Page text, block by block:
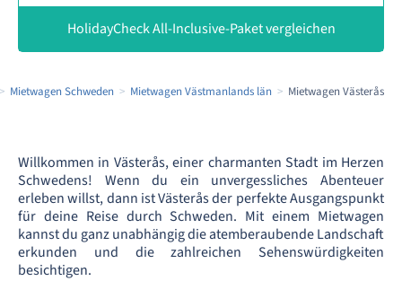
HolidayCheck All-Inclusive-Paket vergleichen
Mietwagen Schweden Mietwagen Västmanlands län Mietwagen Västerås
Willkommen in Västerås, einer charmanten Stadt im Herzen
Schwedens! Wenn du ein unvergessliches Abenteuer
erleben willst, dann ist Västerås der perfekte Ausgangspunkt
für deine Reise durch Schweden. Mit einem Mietwagen
kannst du ganz unabhängig die atemberaubende Landschaft
erkunden und die zahlreichen Sehenswürdigkeiten
besichtigen.